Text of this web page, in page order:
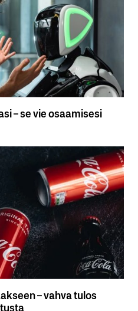
– se vie osaamisesi
– vahva tulos